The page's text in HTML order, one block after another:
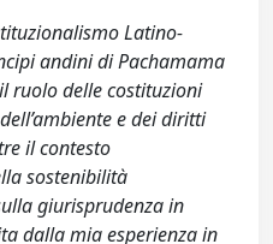
Latino-
andini di Pachamama
ruolo delle costituzioni
e dei diritti
il contesto
sostenibilità
giurisprudenza in
dalla mia esperienza in